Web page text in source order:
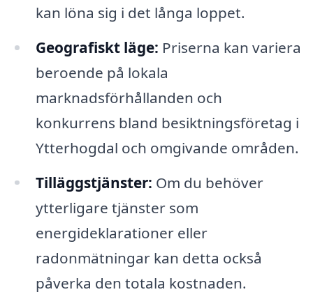
kan löna sig i det långa loppet.
Geografiskt läge: Priserna kan variera
beroende på lokala
marknadsförhållanden och
konkurrens bland besiktningsföretag i
Ytterhogdal och omgivande områden.
Tilläggstjänster: Om du behöver
ytterligare tjänster som
energideklarationer eller
radonmätningar kan detta också
påverka den totala kostnaden.